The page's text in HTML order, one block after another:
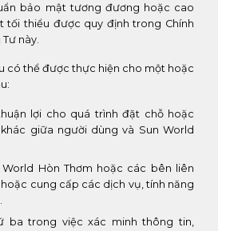
bảo mật tương đương hoặc cao
tối thiểu được quy định trong Chính
này.
có thể được thực hiện cho một hoặc
lợi cho quá trình đặt chỗ hoặc
giữa người dùng và Sun World
Hòn Thơm hoặc các bên liên
cung cấp các dịch vụ, tính năng
ba trong việc xác minh thông tin,